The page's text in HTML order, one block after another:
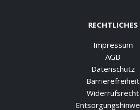
RECHTLICHES
Impressum
AGB
Datenschutz
Barrierefreiheit
Widerrufsrecht